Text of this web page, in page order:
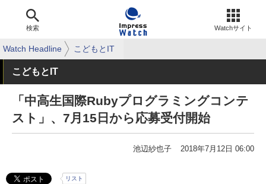
検索 Watchサイト
Watch Headline こどもとIT
こどもとIT
「中高生国際Rubyプログラミングコンテ
スト」、7月15日から応募受付開始
池辺紗也子 2018年7月12日 06:00
リスト